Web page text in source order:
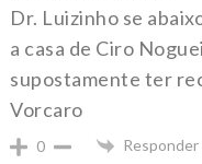
Dr. Luizinho se
a casa de Ciro
supostamente ter
Vorcaro
0 Responder